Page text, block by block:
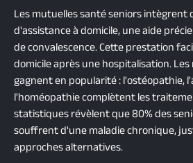
Les mutuelles santé seniors intègrent
d'assistance à domicile, une aide
de convalescence. Cette prestation
domicile après une hospitalisation.
gagnent en popularité : l'ostéopathie,
l'homéopathie complètent les
statistiques révèlent que 80% des
souffrent d'une maladie chronique,
approches alternatives.